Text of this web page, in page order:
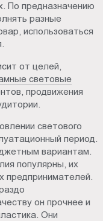
По предназначению
разные
использоваться
от целей,
световые
продвижения
светового
период.
вариантам.
популярны, их
предпринимателей.
он прочнее и
Они